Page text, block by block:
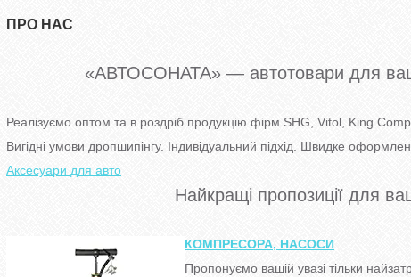
ПРО НАС
«АВТОСОНАТА» — автотовари для
Реалізуємо оптом та в роздріб продукцію фірм SHG, Vitol, King
Вигідні умови дропшипінгу. Індивідуальний підхід. Швидке
Аксесуари для авто
Найкращі пропозиції для
КОМПРЕСОРА, НАСОСИ
Пропонуємо вашій увазі тільки